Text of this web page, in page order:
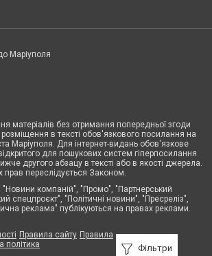
Фільтри
Маріуполя
матеріалів без отримання попередньої згоди
в тексті обов'язкового посилання на
Маріуполя. Для інтернет-видань обов'язкове
для пошукових систем гіперпосилання
другого абзацу в тексті або в якості джерела.
прав переслідується Законом.
компаній", "Промо", "Партнерський
спецпроєкт", "Політичні новини", "Пресреліз",
реклама" публікуються на правах реклами.
Правила сайту Правила
політика